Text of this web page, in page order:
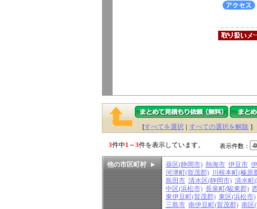
[すべてを選択 | すべての選択を解除 ]
3件中1 ～3件を表示しています。 表示件数：
他の市区町村 葵区(静岡市) 熱海市 伊豆市
河津町(賀茂郡) 川根本町(榛原
島田市 清水区(静岡市) 清水町
中区(浜松市) 長泉町(駿東郡)
東伊豆町(賀茂郡) 東区(浜松市)
三島市 南伊豆町(賀茂郡) 南区